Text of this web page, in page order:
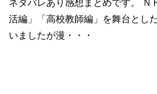
ネタバレあり感想まとめです。 Ｎ
活編」「高校教師編」を舞台とし
いましたが漫・・・